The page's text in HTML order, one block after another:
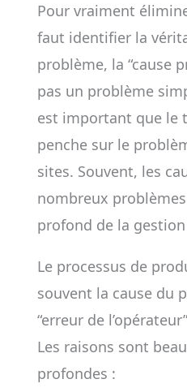
Pour vraiment
faut identifier la
problème, la “cause
pas un problème
est important que le
penche sur le
sites. Souvent, les
nombreux
profond de la gestion
Le processus de
souvent la cause du
“erreur de
Les raisons sont
profondes :